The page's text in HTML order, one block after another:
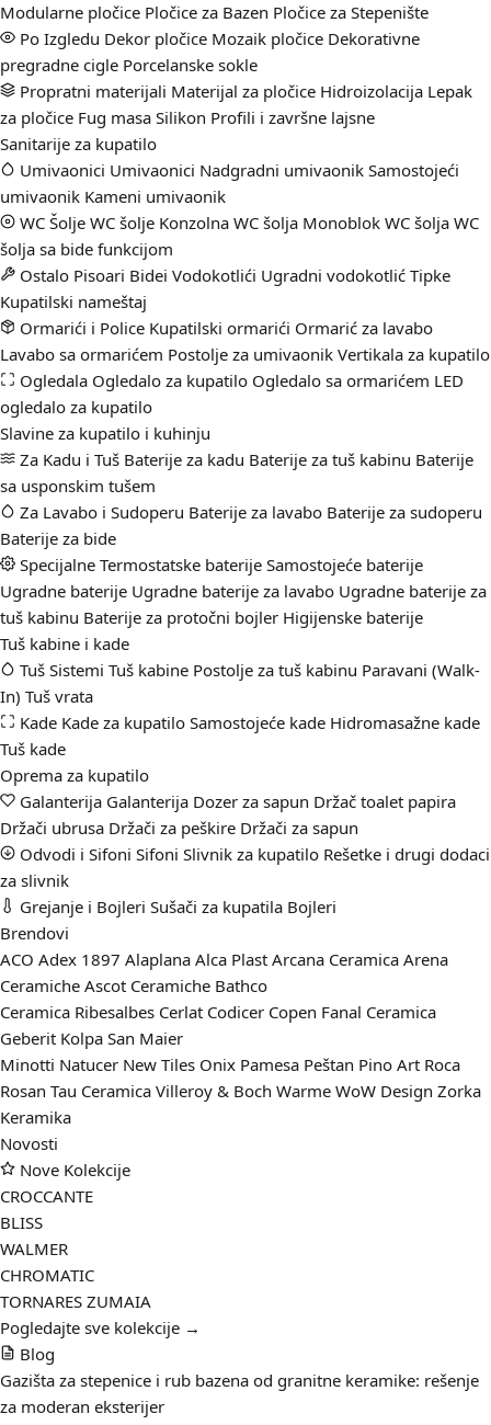
Modularne pločice Pločice za Bazen Pločice za Stepenište
Po Izgledu Dekor pločice Mozaik pločice Dekorativne
pregradne cigle Porcelanske sokle
Propratni materijali Materijal za pločice Hidroizolacija Lepak
za pločice Fug masa Silikon Profili i završne lajsne
Sanitarije za kupatilo
Umivaonici Umivaonici Nadgradni umivaonik Samostojeći
umivaonik Kameni umivaonik
WC Šolje WC šolje Konzolna WC šolja Monoblok WC šolja WC
šolja sa bide funkcijom
Ostalo Pisoari Bidei Vodokotlići Ugradni vodokotlić Tipke
Kupatilski nameštaj
Ormarići i Police Kupatilski ormarići Ormarić za lavabo
Lavabo sa ormarićem Postolje za umivaonik Vertikala za kupatilo
Ogledala Ogledalo za kupatilo Ogledalo sa ormarićem LED
ogledalo za kupatilo
Slavine za kupatilo i kuhinju
Za Kadu i Tuš Baterije za kadu Baterije za tuš kabinu Baterije
sa usponskim tušem
Za Lavabo i Sudoperu Baterije za lavabo Baterije za sudoperu
Baterije za bide
Specijalne Termostatske baterije Samostojeće baterije
Ugradne baterije Ugradne baterije za lavabo Ugradne baterije za
tuš kabinu Baterije za protočni bojler Higijenske baterije
Tuš kabine i kade
Tuš Sistemi Tuš kabine Postolje za tuš kabinu Paravani (Walk-
In) Tuš vrata
Kade Kade za kupatilo Samostojeće kade Hidromasažne kade
Tuš kade
Oprema za kupatilo
Galanterija Galanterija Dozer za sapun Držač toalet papira
Držači ubrusa Držači za peškire Držači za sapun
Odvodi i Sifoni Sifoni Slivnik za kupatilo Rešetke i drugi dodaci
za slivnik
Grejanje i Bojleri Sušači za kupatila Bojleri
Brendovi
ACO Adex 1897 Alaplana Alca Plast Arcana Ceramica Arena
Ceramiche Ascot Ceramiche Bathco
Ceramica Ribesalbes Cerlat Codicer Copen Fanal Ceramica
Geberit Kolpa San Maier
Minotti Natucer New Tiles Onix Pamesa Peštan Pino Art Roca
Rosan Tau Ceramica Villeroy & Boch Warme WoW Design Zorka
Keramika
Novosti
Nove Kolekcije
CROCCANTE
BLISS
WALMER
CHROMATIC
TORNARES ZUMAIA
Pogledajte sve kolekcije →
Blog
Gazišta za stepenice i rub bazena od granitne keramike: rešenje
za moderan eksterijer